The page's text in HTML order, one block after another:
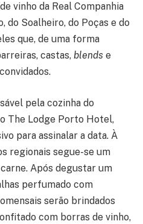
vinho da Real Companhia
do Soalheiro, do Poças e do
que, de uma forma
castas, blends e
pela cozinha do
The Lodge Porto Hotel,
para assinalar a data. À
regionais segue-se um
Após degustar um
perfumado com
serão brindados
com borras de vinho,